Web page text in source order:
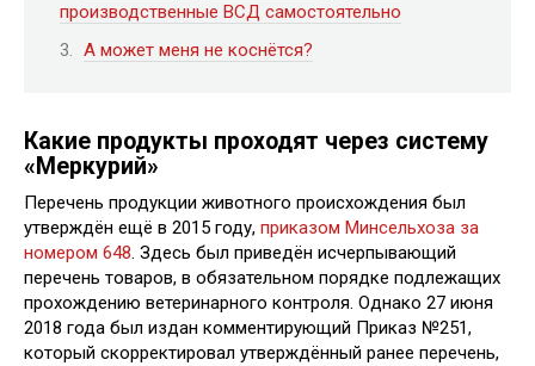
производственные ВСД самостоятельно
А может меня не коснётся?
Какие продукты проходят через систему
«Меркурий»
Перечень продукции животного происхождения был
утверждён ещё в 2015 году, приказом Минсельхоза за
номером 648. Здесь был приведён исчерпывающий
перечень товаров, в обязательном порядке подлежащих
прохождению ветеринарного контроля. Однако 27 июня
2018 года был издан комментирующий Приказ №251,
который скорректировал утверждённый ранее перечень,